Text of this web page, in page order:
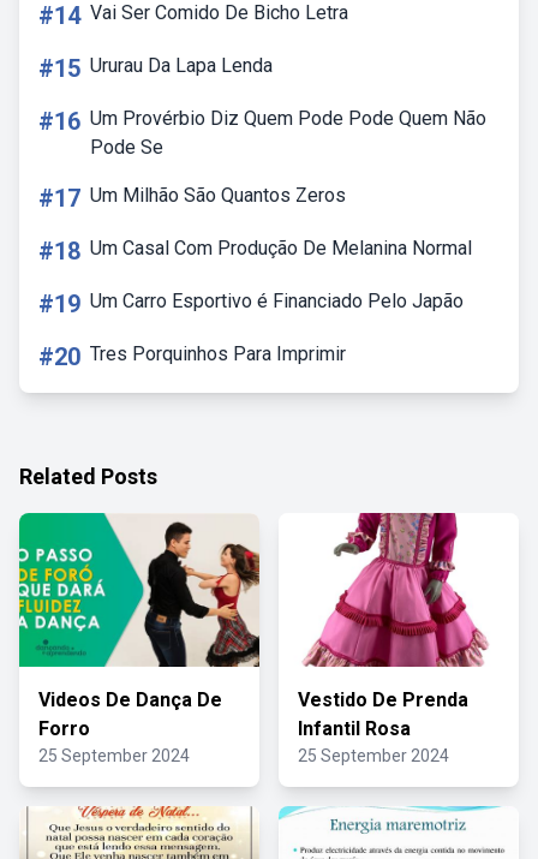
#14 Vai Ser Comido De Bicho Letra
#15 Ururau Da Lapa Lenda
#16 Um Provérbio Diz Quem Pode Pode Quem Não
Pode Se
#17 Um Milhão São Quantos Zeros
#18 Um Casal Com Produção De Melanina Normal
#19 Um Carro Esportivo é Financiado Pelo Japão
#20 Tres Porquinhos Para Imprimir
Related Posts
Videos De Dança De
Forro
25 September 2024
Vestido De Prenda
Infantil Rosa
25 September 2024